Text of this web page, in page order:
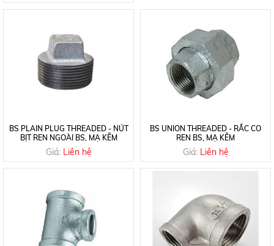
BS PLAIN PLUG THREADED - NÚT
BỊT REN NGOÀI BS, MẠ KẼM
Giá: Liên hệ
BS UNION THREADED - RẮC CO
REN BS, MẠ KẼM
Giá: Liên hệ